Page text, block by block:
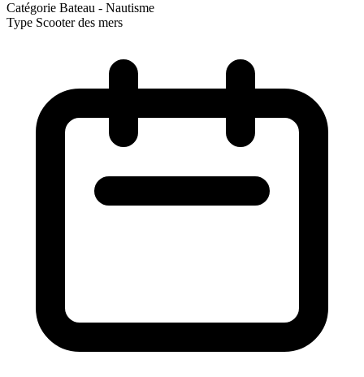
Catégorie Bateau - Nautisme
Type Scooter des mers